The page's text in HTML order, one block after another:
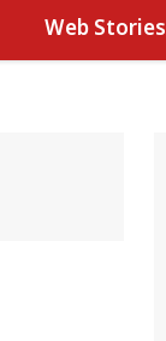
Web Stories